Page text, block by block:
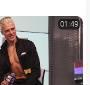
01:49